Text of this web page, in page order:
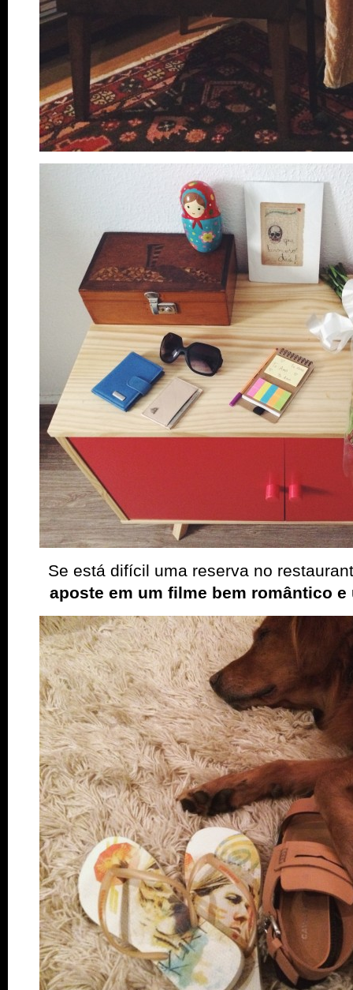
Se está difícil uma reserva no
aposte em um filme bem romântico